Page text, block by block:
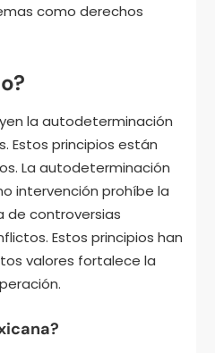
como derechos
la autodeterminación
Estos principios están
La autodeterminación
intervención prohíbe la
de controversias
Estos principios han
valores fortalece la